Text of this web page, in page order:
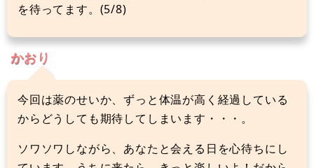
を待ってます。(5/8)
かおり
今回は薬のせいか、ずっと体温が高く経過している
からどうしても期待してしまいます・・・。
ソワソワしながら、あなたと会える日を心待ちにし